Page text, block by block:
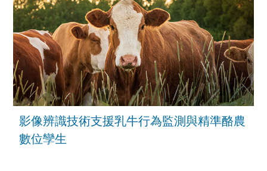
影像辨識技術支援乳牛行為監測與精準酪農
數位孿生